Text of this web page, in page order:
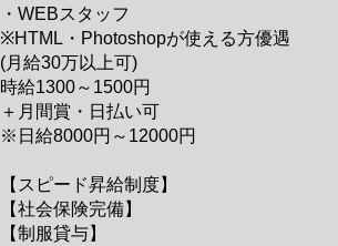
・WEBスタッフ
※HTML・Photoshopが使える方優遇
(月給30万以上可)
時給1300～1500円
＋月間賞・日払い可
※日給8000円～12000円
【スピード昇給制度】
【社会保険完備】
【制服貸与】